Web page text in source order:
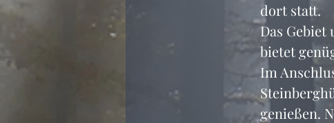
dort statt.
Das
bietet
Im
genießen.